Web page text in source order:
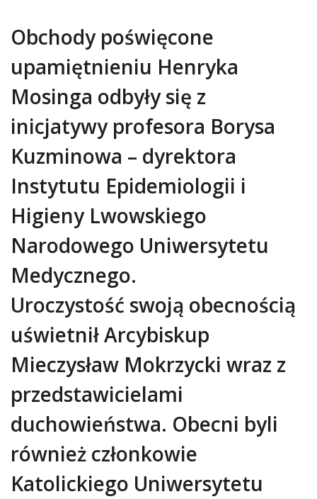
Obchody poświęcone
upamiętnieniu Henryka
Mosinga odbyły się z
inicjatywy profesora Borysa
Kuzminowa – dyrektora
Instytutu Epidemiologii i
Higieny Lwowskiego
Narodowego Uniwersytetu
Medycznego.
Uroczystość swoją obecnością
uświetnił Arcybiskup
Mieczysław Mokrzycki wraz z
przedstawicielami
duchowieństwa. Obecni byli
również członkowie
Katolickiego Uniwersytetu